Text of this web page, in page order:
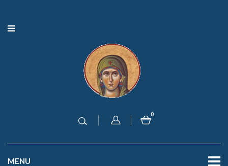
0
MENU